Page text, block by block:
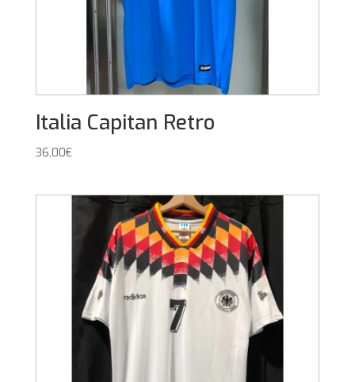
Italia Capitan Retro
36,00€